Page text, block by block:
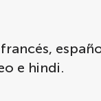
e hindi.